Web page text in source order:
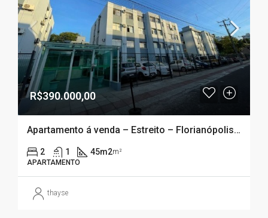
R$390.000,00
Apartamento á venda – Estreito – Florianópolis/SC
2 1 45m2m²
APARTAMENTO
thayse